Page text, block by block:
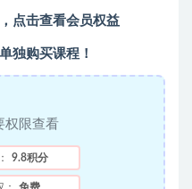
点击查看会员权益
独购买课程！
权限查看
9.8积分